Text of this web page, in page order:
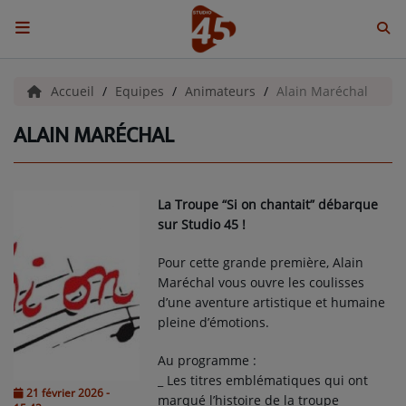
ACCUEIL
Emissions
GIEN, SA FABULEUSE HISTOIRE
GRAFFITI CINÉMA
LES ASSOCIÉS DU JOUR
LA CHRONIQUE ENVIRONNEMENTALE
LA CHRONIQUE MUSICALE
Accueil Equipes Animateurs Alain Maréchal
ALAIN MARÉCHAL
21 février 2026 -
La Troupe “Si on chantait” débarque
sur Studio 45 !
Pour cette grande première, Alain
Maréchal vous ouvre les coulisses
d’une aventure artistique et humaine
pleine d’émotions.
Au programme :
_ Les titres emblématiques qui ont
marqué l’histoire de la troupe